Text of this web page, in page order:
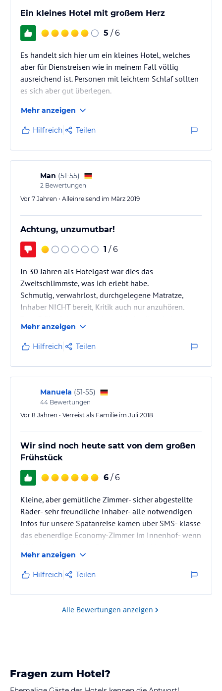
Ein kleines Hotel mit großem Herz
5 / 6
Es handelt sich hier um ein kleines Hotel, welches
aber für Dienstreisen wie in meinem Fall völlig
ausreichend ist. Personen mit leichtem Schlaf sollten
es sich aber gut überlegen.
Mehr anzeigen
Hilfreich Teilen
Man (51-55)
2 Bewertungen
Vor 7 Jahren • Alleinreisend im März 2019
Achtung, unzumutbar!
1 / 6
In 30 Jahren als Hotelgast war dies das
Zweitschlimmste, was ich erlebt habe.
Schmutig, verwahrlost, durchgelegene Matratze,
Inhaber NICHT bereit, Kritik auch nur anzuhören.
schon einen Tag in dem Portionsschälchen
aufbewahrt wurde. Diese war am Rand richtig
angetrocknet.
Mehr anzeigen
Hilfreich Teilen
Manuela (51-55)
44 Bewertungen
Vor 8 Jahren • Verreist als Familie im Juli 2018
Wir sind noch heute satt von dem großen
Frühstück
6 / 6
Kleine, aber gemütliche Zimmer- sicher abgestellte
Räder- sehr freundliche Inhaber- alle notwendigen
Infos für unsere Spätanreise kamen über SMS- klasse
das ebenerdige Economy-Zimmer im Innenhof- wenn
Mehr anzeigen
Hilfreich Teilen
Alle Bewertungen anzeigen
Fragen zum Hotel?